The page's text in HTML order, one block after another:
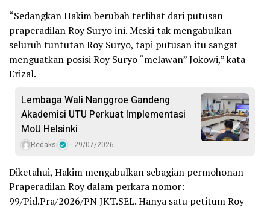
“Sedangkan Hakim berubah terlihat dari putusan
praperadilan Roy Suryo ini. Meski tak mengabulkan
seluruh tuntutan Roy Suryo, tapi putusan itu sangat
menguatkan posisi Roy Suryo “melawan” Jokowi,” kata
Erizal.
Lembaga Wali Nanggroe Gandeng
Akademisi UTU Perkuat Implementasi
MoU Helsinki
Redaksi 29/07/2026
Diketahui, Hakim mengabulkan sebagian permohonan
Praperadilan Roy dalam perkara nomor:
99/Pid.Pra/2026/PN JKT.SEL. Hanya satu petitum Roy